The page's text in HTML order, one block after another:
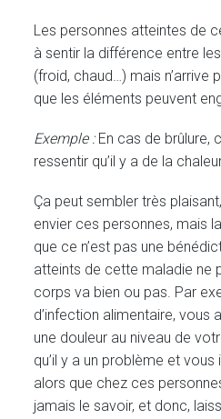
Les personnes atteintes de
à sentir la différence entre
(froid, chaud…) mais n’arrive
que les éléments peuvent
Exemple :En cas de brûlure,
ressentir qu’il y a de la
Ça peut sembler très
envier ces personnes, mais
que ce n’est pas une
atteints de cette maladie ne
corps va bien ou pas. Par
d’infection alimentaire, vous
une douleur au niveau de
qu’il y a un problème et
alors que chez ces
jamais le savoir, et donc,